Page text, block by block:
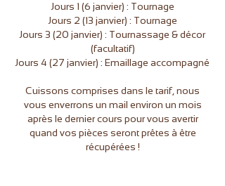
Jours 1 (6 janvier) : Tournage
Jours 2 (13 janvier) : Tournage
Jours 3 (20 janvier) : Tournassage & décor
(facultatif)
Jours 4 (27 janvier) : Emaillage accompagné
Cuissons comprises dans le tarif, nous
vous enverrons un mail environ un mois
après le dernier cours pour vous avertir
quand vos pièces seront prêtes à être
récupérées !